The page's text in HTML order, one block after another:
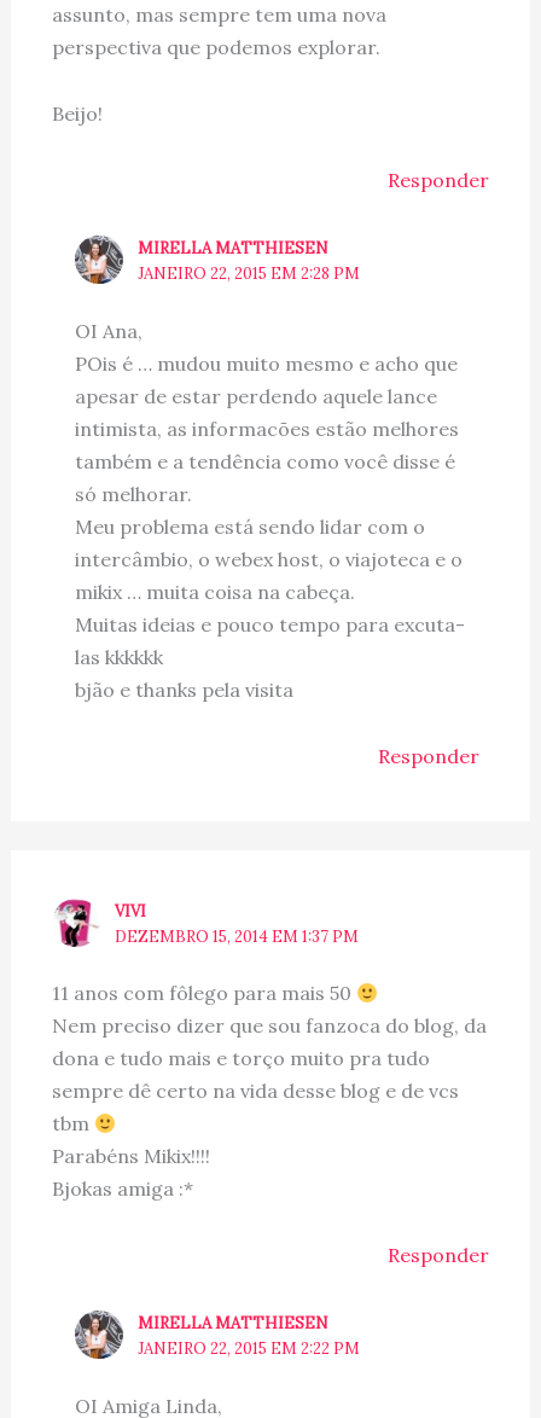
assunto, mas sempre tem uma nova
perspectiva que podemos explorar.
Beijo!
Responder
MIRELLA MATTHIESEN
JANEIRO 22, 2015 EM 2:28 PM
OI Ana,
POis é … mudou muito mesmo e acho que
apesar de estar perdendo aquele lance
intimista, as informacões estão melhores
também e a tendência como você disse é
só melhorar.
Meu problema está sendo lidar com o
intercâmbio, o webex host, o viajoteca e o
mikix … muita coisa na cabeça.
Muitas ideias e pouco tempo para excuta-
las kkkkkk
bjão e thanks pela visita
Responder
VIVI
DEZEMBRO 15, 2014 EM 1:37 PM
11 anos com fôlego para mais 50
Nem preciso dizer que sou fanzoca do blog, da
dona e tudo mais e torço muito pra tudo
sempre dê certo na vida desse blog e de vcs
tbm
Parabéns Mikix!!!!
Bjokas amiga :*
Responder
MIRELLA MATTHIESEN
JANEIRO 22, 2015 EM 2:22 PM
OI Amiga Linda,